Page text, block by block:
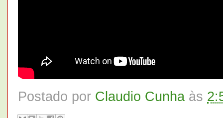
Postado por Claudio Cunha às